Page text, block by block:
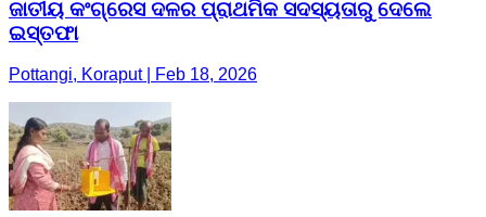
ଜାତୀୟ କଂଗ୍ରେସ ଦଳର ପ୍ରାଥମିକ ସଦସ୍ୟତାରୁ ଦେଲେ
ଇସ୍ତଫା
Pottangi, Koraput | Feb 18, 2026